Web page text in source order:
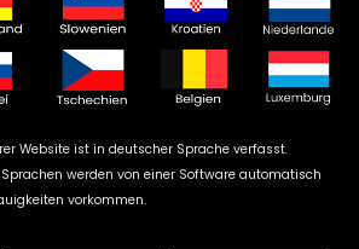
Website ist in deutscher Sprache verfasst.
werden von einer Software automatisch
vorkommen.